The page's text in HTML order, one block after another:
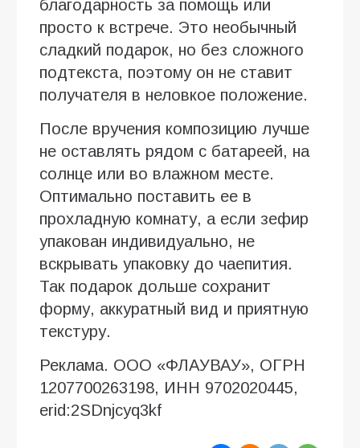
благодарность за помощь или
просто к встрече. Это необычный
сладкий подарок, но без сложного
подтекста, поэтому он не ставит
получателя в неловкое положение.
После вручения композицию лучше
не оставлять рядом с батареей, на
солнце или во влажном месте.
Оптимально поставить ее в
прохладную комнату, а если зефир
упакован индивидуально, не
вскрывать упаковку до чаепития.
Так подарок дольше сохранит
форму, аккуратный вид и приятную
текстуру.
Реклама. ООО «ФЛАУВАУ», ОГРН
1207700263198, ИНН 9702020445,
erid:2SDnjcyq3kf